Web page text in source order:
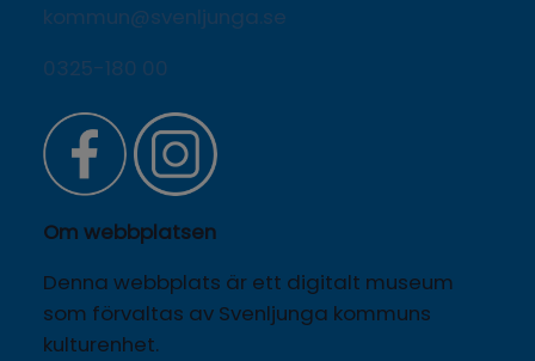
kommun@svenljunga.se
0325-180 00
Om webbplatsen
Denna webbplats är ett digitalt museum
som förvaltas av Svenljunga kommuns
kulturenhet.